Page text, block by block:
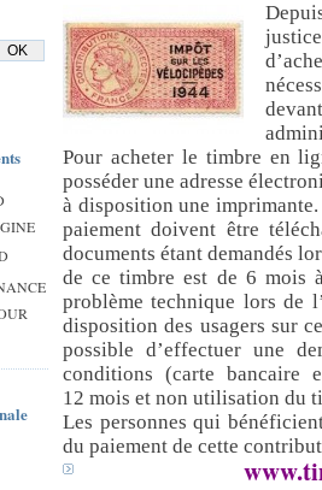
Pour acheter le timbre en
posséder une adresse
à disposition une
paiement doivent être
documents étant demandés
de ce timbre est de 6 mois
problème technique lors de
disposition des usagers sur
possible d’effectuer une
conditions (carte bancaire
12 mois et non utilisation du
Les personnes qui
du paiement de cette